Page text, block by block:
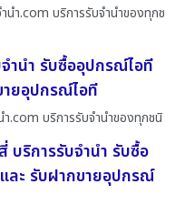
นํา.com บริการรับจำนำของทุกช
ำนำ รับซื้ออุปกรณ์ไอที
ายอุปกรณ์ไอที
.com บริการรับจำนำของทุกชนิ
บริการรับจำนำ รับซื้อ
ละ รับฝากขายอุปกรณ์